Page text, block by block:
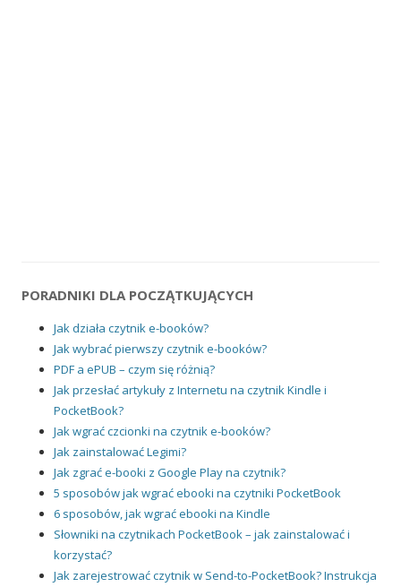
PORADNIKI DLA POCZĄTKUJĄCYCH
Jak działa czytnik e-booków?
Jak wybrać pierwszy czytnik e-booków?
PDF a ePUB – czym się różnią?
Jak przesłać artykuły z Internetu na czytnik Kindle i
PocketBook?
Jak wgrać czcionki na czytnik e-booków?
Jak zainstalować Legimi?
Jak zgrać e-booki z Google Play na czytnik?
5 sposobów jak wgrać ebooki na czytniki PocketBook
6 sposobów, jak wgrać ebooki na Kindle
Słowniki na czytnikach PocketBook – jak zainstalować i
korzystać?
Jak zarejestrować czytnik w Send-to-PocketBook? Instrukcja